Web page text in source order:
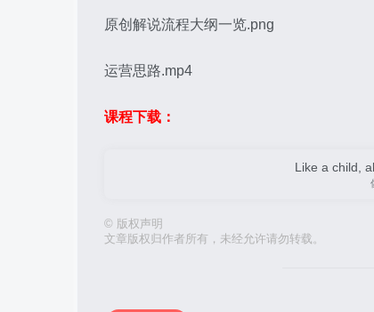
原创解说流程大纲一览.png
运营思路.mp4
课程下载：
Like a child,
© 版权声明
文章版权归作者所有，未经允许请勿转载。